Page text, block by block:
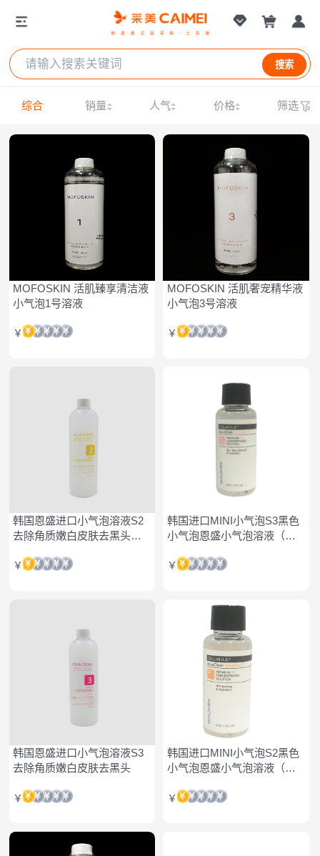
搜索
综合 销量 人气 价格 筛选
MOFOSKIN 活肌臻享清洁液
小气泡1号溶液
￥
MOFOSKIN 活肌奢宠精华液
小气泡3号溶液
￥
韩国恩盛进口小气泡溶液S2
去除角质嫩白皮肤去黑头单
￥
韩国进口MINI小气泡S3黑色
小气泡恩盛小气泡溶液（单
￥
韩国恩盛进口小气泡溶液S3
去除角质嫩白皮肤去黑头
￥
韩国进口MINI小气泡S2黑色
小气泡恩盛小气泡溶液（单
￥